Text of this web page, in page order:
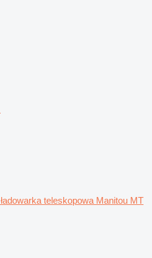
ładowarka teleskopowa Manitou MT